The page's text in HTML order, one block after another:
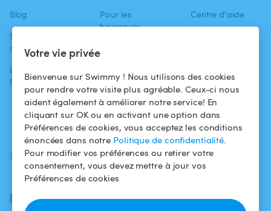
Votre vie privée
Bienvenue sur Swimmy ! Nous utilisons des cookies
pour rendre votre visite plus agréable. Ceux-ci nous
aident également à améliorer notre service! En
cliquant sur OK ou en activant une option dans
Préférences de cookies, vous acceptez les conditions
énoncées dans notre Politique de confidentialité.
Pour modifier vos préférences ou retirer votre
consentement, vous devez mettre à jour vos
Préférences de cookies
Blog
Swimmy dans les
médias
L'aventure
Swimmy
Pour les
baigneurs
Louer ma piscine
Comment ça
marche ?
Centre d'aide
confidentialité
Mentions légales
SUIVEZ-NOUS
Facebook
Instagram
TÉLÉCHARGEZ L'APP